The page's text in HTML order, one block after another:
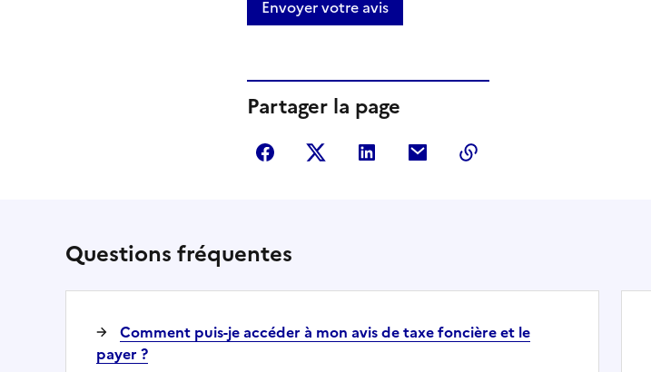
Envoyer votre avis
Partager la page
Partager sur Facebook
Partager sur Twitter
Partager sur LinkedIn
Partager par courriel
Questions fréquentes
Comment puis-je accéder à mon avis de taxe foncière et le
payer ?